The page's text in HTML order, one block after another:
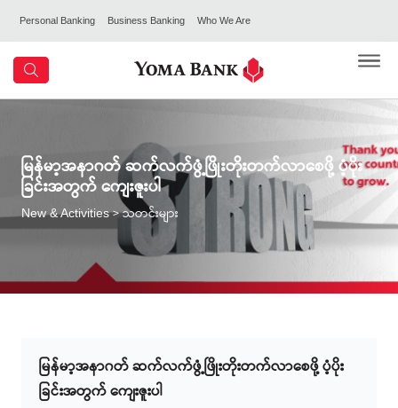
Personal Banking Business Banking Who We Are
မြန်မာ့အနာဂတ် ဆက်လက်ဖွံ့ဖြိုးတိုးတက်လာစေဖို့ ပံ့ပိုး
ခြင်းအတွက် ကျေးဇူးပါ
New & Activities> သတင်းများ
မြန်မာ့အနာဂတ် ဆက်လက်ဖွံ့ဖြိုးတိုးတက်လာစေဖို့ ပံ့ပိုး
ခြင်းအတွက် ကျေးဇူးပါ